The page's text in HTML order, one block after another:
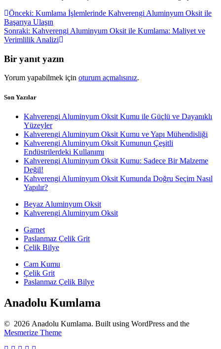
Yazı
gezinmesi
Önceki: Önceki
yazı:
Kumlama İşlemlerinde Kahverengi Aluminyum Oksit ile
Başarıya Ulaşın
Sonraki: Sonraki
yazı:
Kahverengi Aluminyum Oksit ile Kumlama: Maliyet ve
Verimlilik Analizi
Bir yanıt yazın
Yorum yapabilmek için oturum açmalısınız.
Son Yazılar
Kahverengi Aluminyum Oksit Kumu ile Güçlü ve Dayanıklı
Yüzeyler
Kahverengi Aluminyum Oksit Kumu ve Yapı Mühendisliği
Kahverengi Aluminyum Oksit Kumunun Çeşitli
Endüstrilerdeki Kullanımı
Kahverengi Aluminyum Oksit Kumu: Sadece Bir Malzeme
Değil!
Kahverengi Aluminyum Oksit Kumunda Doğru Seçim Nasıl
Yapılır?
Beyaz Aluminyum Oksit
Kahverengi Aluminyum Oksit
Garnet
Paslanmaz Çelik Grit
Çelik Bilye
Cam Kumu
Çelik Grit
Paslanmaz Çelik Bilye
Anadolu Kumlama
© 2026 Anadolu Kumlama. Built using WordPress and the
Mesmerize Theme